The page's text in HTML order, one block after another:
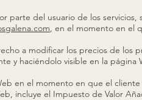
parte del usuario de los
, en el momento en el
a modificar los precios de
y haciéndolo visible en la página
en el momento en que el
incluye el Impuesto de Valor